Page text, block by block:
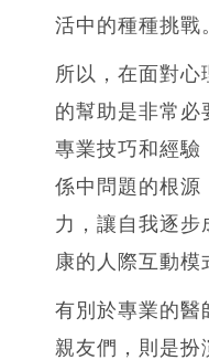
活中的種種挑戰
所以，在面對心
的幫助是非常必
專業技巧和經驗
係中問題的根源
力，讓自我逐步
康的人際互動模
有別於專業的醫
親友們，則是扮